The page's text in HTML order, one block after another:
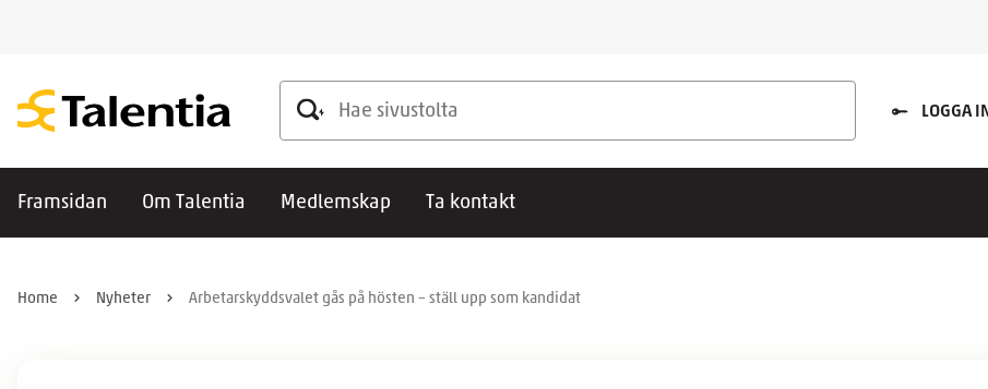
Hae sivustolta
LOGGA IN
Framsidan Om Talentia Medlemskap Ta kontakt
Home Nyheter Arbetarskyddsvalet gås på hösten – ställ upp som kandidat